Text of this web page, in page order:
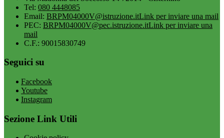
Tel: 080 4448085
Email: BRPM04000V@istruzione.itLink per inviare una mail
PEC: BRPM04000V@pec.istruzione.itLink per inviare una
mail
C.F.: 90015830749
Seguici su
Facebook
Youtube
Instagram
Sezione Link Utili